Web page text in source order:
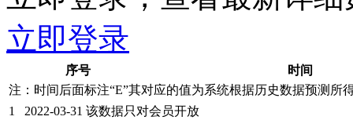
立即登录
序号
时间
注：时间后面标注“E”其对应的值为系统根据历史数据预测所
1
2022-03-31 该数据只对会员开放